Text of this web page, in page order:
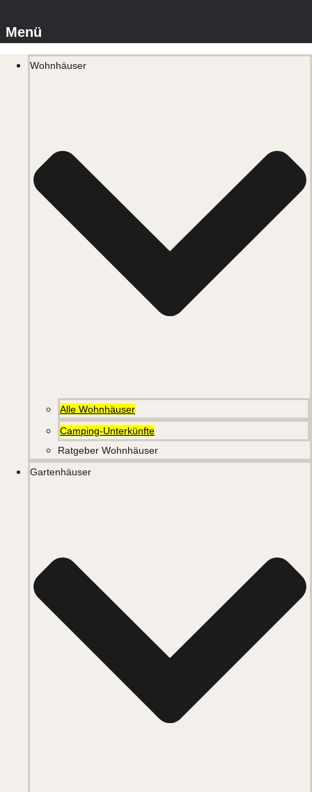
Wohnhäuser
Alle Wohnhäuser
Camping-Unterkünfte
Ratgeber Wohnhäuser
Gartenhäuser